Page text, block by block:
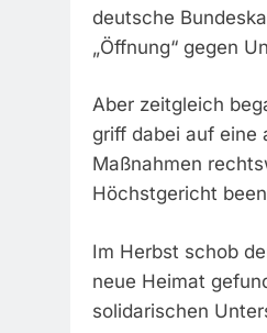
deutsche
„Öffnung“ gegen
Aber zeitgleich
griff dabei auf eine
Maßnahmen
Höchstgericht
Im Herbst schob
neue Heimat
solidarischen